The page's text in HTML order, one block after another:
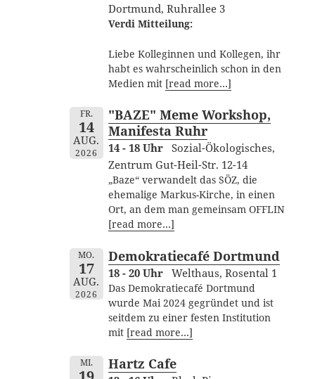
Dortmund, Ruhrallee 3
Verdi Mitteilung:
Liebe Kolleginnen und Kollegen, ihr
habt es wahrscheinlich schon in den
Medien mit [read more…]
FR.
14
AUG.
2026
"BAZE" Meme Workshop,
Manifesta Ruhr
14 - 18 Uhr
Sozial-Ökologisches,
Zentrum Gut-Heil-Str. 12-14
„Baze“ verwandelt das SÖZ, die
ehemalige Markus-Kirche, in einen
Ort, an dem man gemeinsam OFFLIN
[read more…]
MO.
17
AUG.
2026
Demokratiecafé Dortmund
18 - 20 Uhr Welthaus, Rosental 1
Das Demokratiecafé Dortmund
wurde Mai 2024 gegründet und ist
seitdem zu einer festen Institution
mit [read more…]
MI. Hartz Cafe